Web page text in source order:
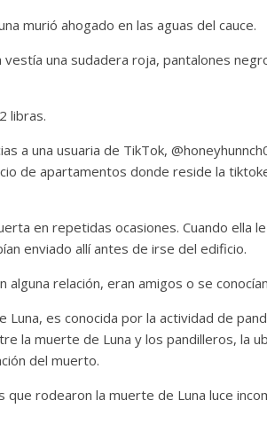
murió ahogado en las aguas del cauce.
vestía una sudadera roja, pantalones
libras.
a una usuaria de TikTok,
de apartamentos donde reside la
en repetidas ocasiones. Cuando ella
enviado allí antes de irse del edificio.
alguna relación, eran amigos o se
es conocida por la actividad de
la muerte de Luna y los pandilleros, la
del muerto.
que rodearon la muerte de Luna luce